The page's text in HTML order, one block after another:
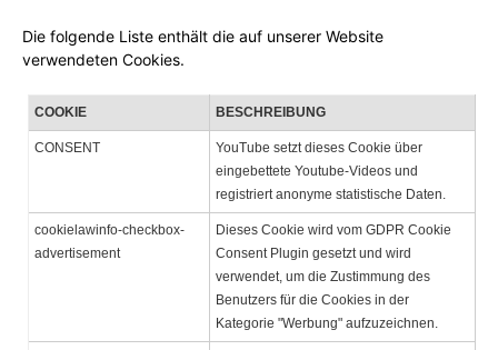
Die folgende Liste enthält die auf unserer Website
verwendeten Cookies.
COOKIE BESCHREIBUNG
CONSENT
YouTube setzt dieses Cookie über
eingebettete Youtube-Videos und
registriert anonyme statistische Daten.
cookielawinfo-checkbox-
advertisement
Dieses Cookie wird vom GDPR Cookie
Consent Plugin gesetzt und wird
verwendet, um die Zustimmung des
Benutzers für die Cookies in der
Kategorie "Werbung" aufzuzeichnen.